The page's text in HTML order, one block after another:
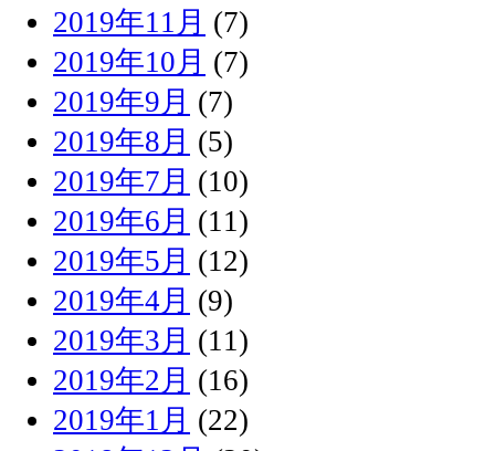
2019年11月 (7)
2019年10月 (7)
2019年9月 (7)
2019年8月 (5)
2019年7月 (10)
2019年6月 (11)
2019年5月 (12)
2019年4月 (9)
2019年3月 (11)
2019年2月 (16)
2019年1月 (22)